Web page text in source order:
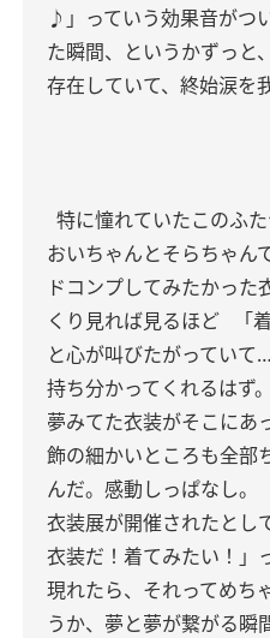
♪」っていう効果音がつ
た瞬間、というかずっと
存在していて、終始涙を
特に憧れていたこのふ
おいちゃんとそらちゃん
ドコンプしてみたかった
くり見れば見るほど
「
と心が叫びたがっていて…
持ち分かってくれるはず。
夢みてた衣装がそこにあ
飾の細かいところも全部
んだ。感動しっぱなし。
衣装展が開催されたとし
衣装だ！着てみたい！」
現れたら、それってめち
うか、夢と夢が繋がる瞬